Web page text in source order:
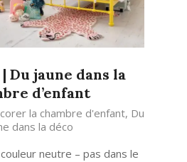
Du jaune dans la
d’enfant
la chambre d'enfant, Du
dans la déco
neutre – pas dans le